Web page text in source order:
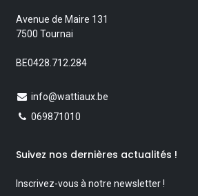
Avenue de Maire 131
7500 Tournai
BE0428.712.284
info@wattiaux.be
069871010
Suivez nos dernières actualités !
Inscrivez-vous à notre newsletter !